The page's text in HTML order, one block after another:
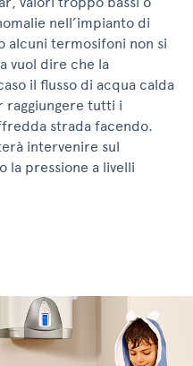
nell’impianto di
alcuni termosifoni non si
vuol dire che la
il flusso di acqua calda
raggiungere tutti i
strada facendo.
intervenire sul
pressione a livelli